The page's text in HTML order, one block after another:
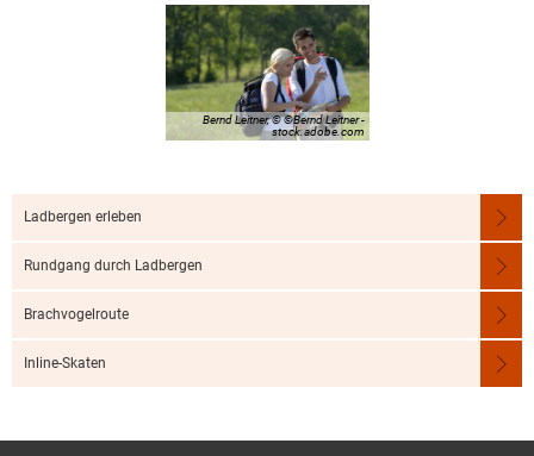
Bernd Leitner, © ©Bernd Leitner -
stock.adobe.com
Ladbergen erleben
Rundgang durch Ladbergen
Brachvogelroute
Inline-Skaten